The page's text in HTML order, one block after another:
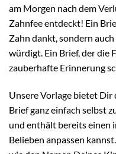
am Morgen nach dem
Zahnfee entdeckt! Ein
Zahn dankt, sondern
würdigt. Ein Brief, der die
zauberhafte Erinnerung
Unsere Vorlage bietet Dir
Brief ganz einfach selbst
und enthält bereits einen
Belieben anpassen